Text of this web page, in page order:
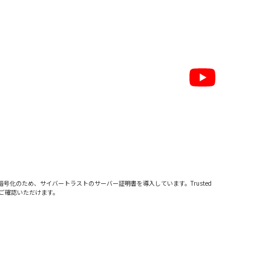
号化のため、サイバートラストのサーバー証明書を導入しています。Trusted
認いただけます。